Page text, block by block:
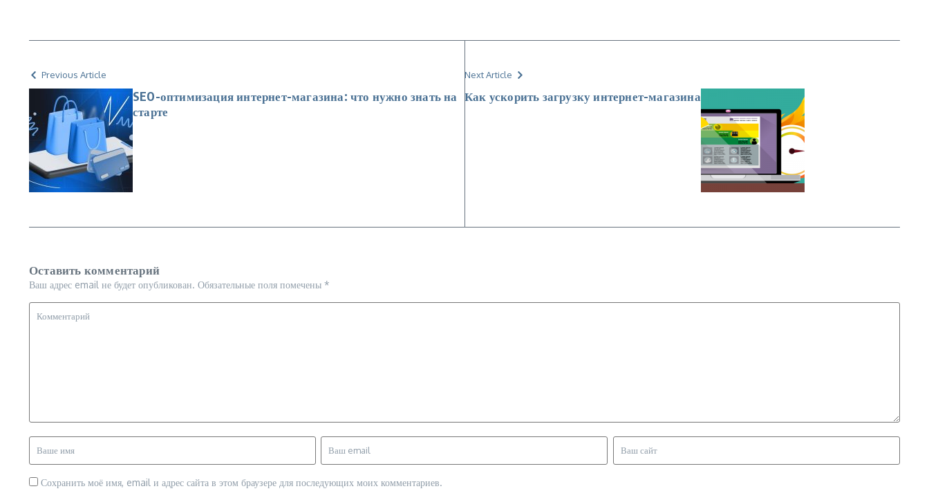
Previous Article
SEO-оптимизация интернет-магазина: что нужно знать на
старте
Next Article
Как ускорить загрузку интернет-магазина
Оставить комментарий
Ваш адрес email не будет опубликован. Обязательные поля помечены *
Сохранить моё имя, email и адрес сайта в этом браузере для последующих моих комментариев.